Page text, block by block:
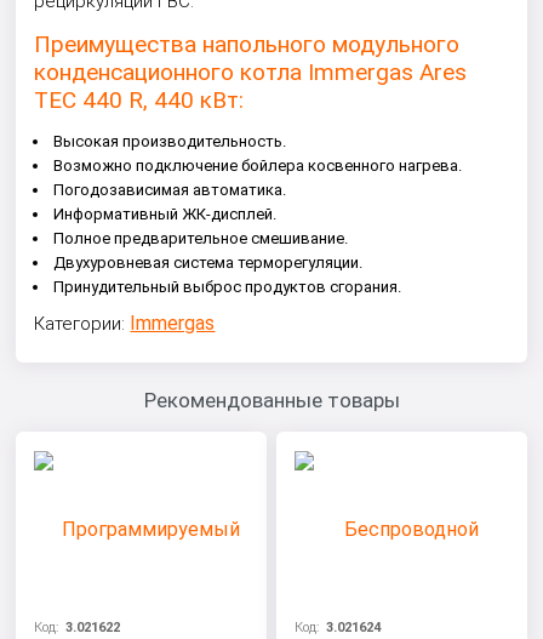
Преимущества напольного модульного
конденсационного котла Immergas Ares
TEC 440 R, 440 кВт:
Высокая производительность.
Возможно подключение бойлера косвенного нагрева.
Погодозависимая автоматика.
Информативный ЖК-дисплей.
Полное предварительное смешивание.
Двухуровневая система терморегуляции.
Принудительный выброс продуктов сгорания.
Категории: Immergas
Рекомендованные товары
Код:3.021622 Код:3.021624